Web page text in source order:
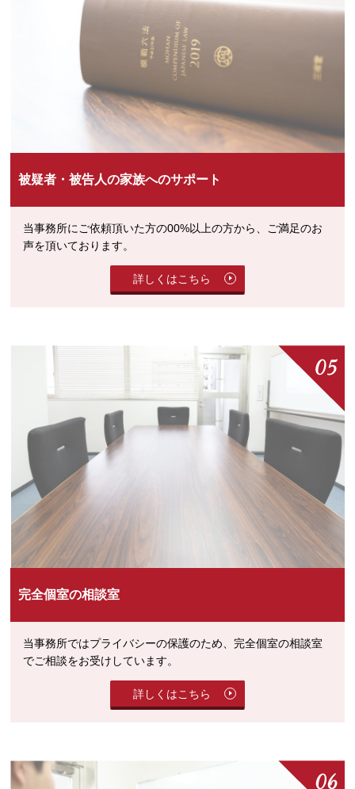
被疑者・被告人の家族へのサポート
当事務所にご依頼頂いた方の00%以上の方から、ご満足のお
声を頂いております。
詳しくはこちら
完全個室の相談室
当事務所ではプライバシーの保護のため、完全個室の相談室
でご相談をお受けしています。
詳しくはこちら